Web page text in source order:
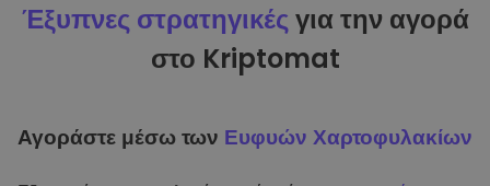
Έξυπνες στρατηγικέςγια την αγορά
στο Kriptomat
Αγοράστε μέσω των Ευφυών Χαρτοφυλακίων